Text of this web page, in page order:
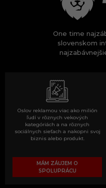
One time
slovenskom
Oslov reklamou viac ako milión
ľudí v rôznych vekových
kategóriách a na rôznych
sociálnych sieťach a nakopni svoj
biznis alebo produkt.
MÁM ZÁUJEM O
SPOLUPRÁCU